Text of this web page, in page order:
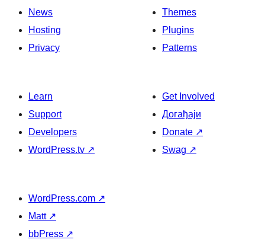
News
Hosting
Privacy
Themes
Plugins
Patterns
Learn
Support
Developers
WordPress.tv ↗
Get Involved
Догађаји
Donate ↗
Swag ↗
WordPress.com ↗
Matt ↗
bbPress ↗